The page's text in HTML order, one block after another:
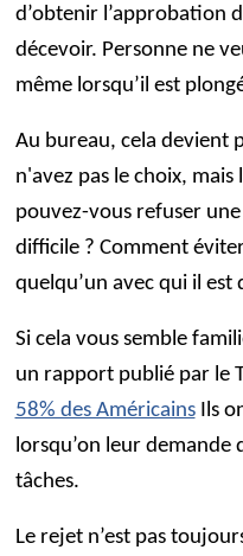
d’obtenir l’approbation
décevoir. Personne ne
même lorsqu’il est
Au bureau, cela devient
n'avez pas le choix,
pouvez-vous refuser
difficile ? Comment
quelqu’un avec qui il
Si cela vous semble
un rapport publié par le
58% des AméricainsIls
lorsqu’on leur demande
tâches.
Le rejet n’est pas